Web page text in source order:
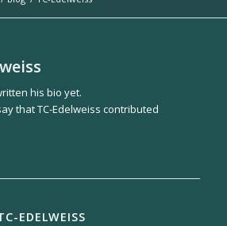
his bio yet.
thatTC-Edelweiss contributed
EDELWEISS